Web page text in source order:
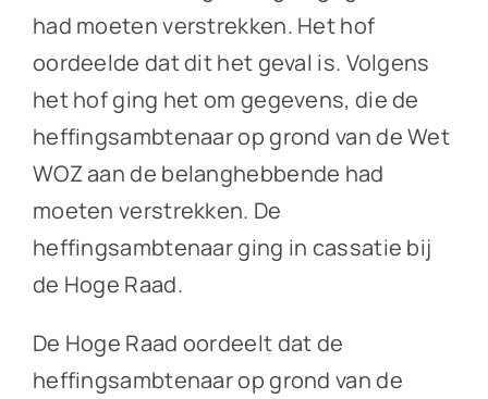
had moeten verstrekken. Het hof
oordeelde dat dit het geval is. Volgens
het hof ging het om gegevens, die de
heffingsambtenaar op grond van de Wet
WOZ aan de belanghebbende had
moeten verstrekken. De
heffingsambtenaar ging in cassatie bij
de Hoge Raad.
De Hoge Raad oordeelt dat de
heffingsambtenaar op grond van de